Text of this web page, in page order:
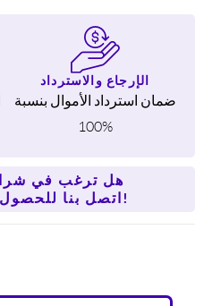
الإرجاع والاسترداد
ضمان استرداد الأموال بنسبة
100%
هل ترغب في
اتصل بنا للحصول على سعر أفضل!